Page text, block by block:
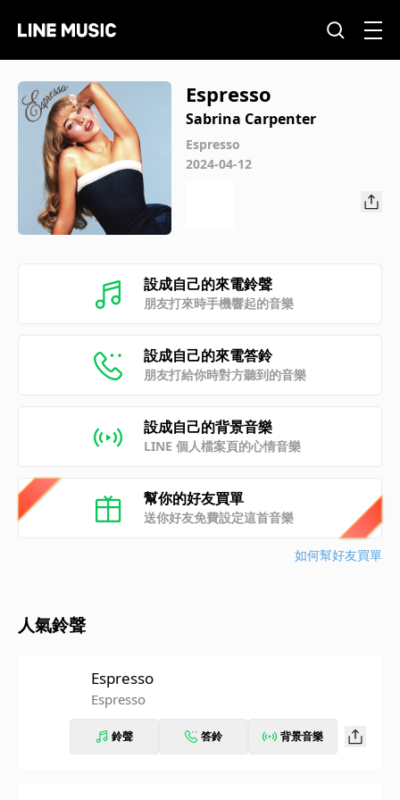
Espresso
Sabrina Carpenter
Espresso
2024-04-12
設成自己的來電鈴聲
朋友打來時手機響起的音樂
設成自己的來電答鈴
朋友打給你時對方聽到的音樂
設成自己的背景音樂
LINE 個人檔案頁的心情音樂
幫你的好友買單
送你好友免費設定這首音樂
如何幫好友買單
人氣鈴聲
Espresso
Espresso
鈴聲 答鈴 背景音樂